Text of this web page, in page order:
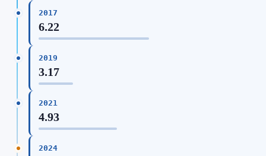
2017
6.22
2019
3.17
2021
4.93
2024